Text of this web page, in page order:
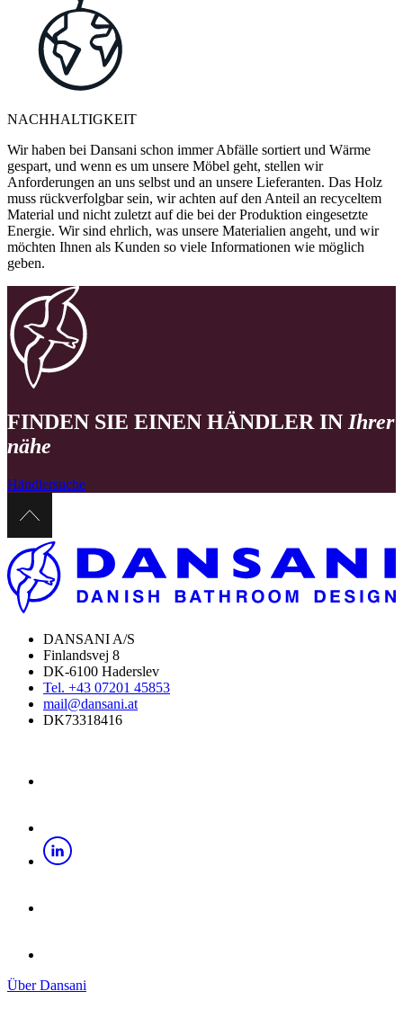
NACHHALTIGKEIT
Wir haben bei Dansani schon immer Abfälle sortiert und Wärme
gespart, und wenn es um unsere Möbel geht, stellen wir
Anforderungen an uns selbst und an unsere Lieferanten. Das Holz
muss rückverfolgbar sein, wir achten auf den Anteil an recyceltem
Material und nicht zuletzt auf die bei der Produktion eingesetzte
Energie. Wir sind ehrlich, was unsere Materialien angeht, und wir
möchten Ihnen als Kunden so viele Informationen wie möglich
geben.
FINDEN SIE EINEN HÄNDLER IN Ihrer
nähe
Händlersuche
DANSANI A/S
Finlandsvej 8
DK-6100 Haderslev
Tel. +43 07201 45853
mail@dansani.at
DK73318416
Über Dansani